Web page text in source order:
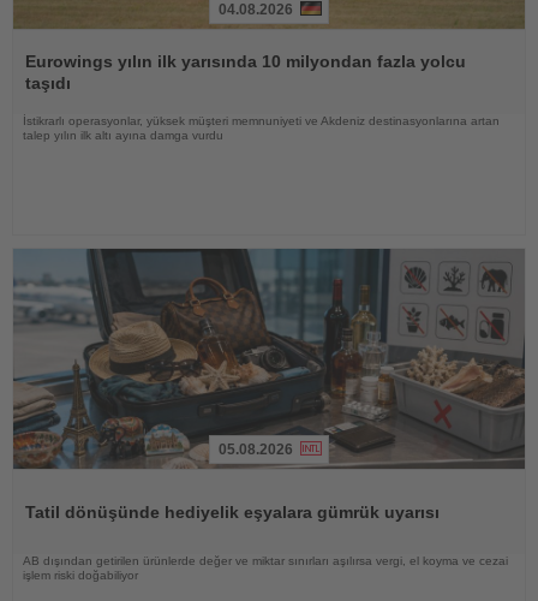
Oku
04.08.2026
Eurowings yılın ilk yarısında 10 milyondan fazla yolcu
taşıdı
İstikrarlı operasyonlar, yüksek müşteri memnuniyeti ve Akdeniz destinasyonlarına artan
talep yılın ilk altı ayına damga vurdu
05.08.2026
Tatil dönüşünde hediyelik eşyalara gümrük uyarısı
AB dışından getirilen ürünlerde değer ve miktar sınırları aşılırsa vergi, el koyma ve cezai
işlem riski doğabiliyor